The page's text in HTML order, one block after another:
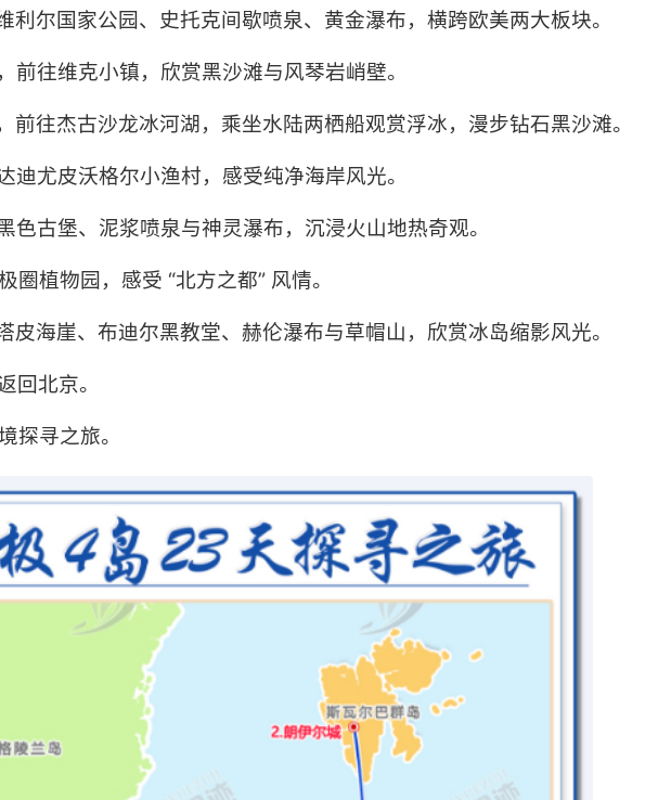
尔国家公园、史托克间歇喷泉、黄金瀑布，横跨欧美两大板块。
往维克小镇，欣赏黑沙滩与风琴岩峭壁。
往杰古沙龙冰河湖，乘坐水陆两栖船观赏浮冰，漫步钻石黑沙滩。
尤皮沃格尔小渔村，感受纯净海岸风光。
古堡、泥浆喷泉与神灵瀑布，沉浸火山地热奇观。
植物园，感受 “北方之都” 风情。
海崖、布迪尔黑教堂、赫伦瀑布与草帽山，欣赏冰岛缩影风光。
回北京。
探寻之旅。